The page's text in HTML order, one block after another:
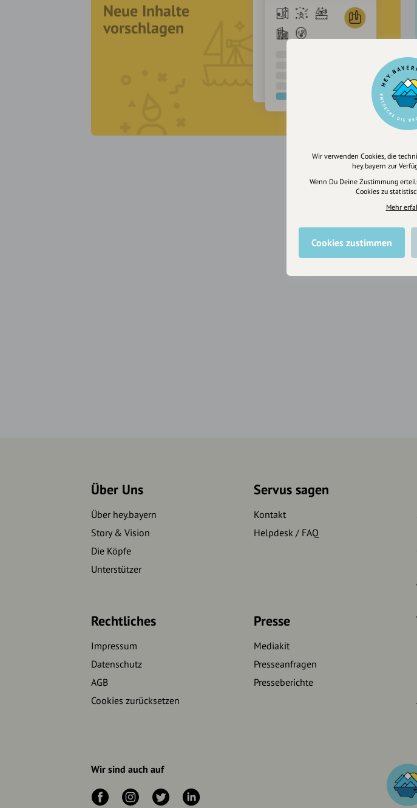
Neue Inhalte
vorschlagen
Über Uns
Über hey.bayern
Story & Vision
Die Köpfe
Unterstützer
Servus sagen
Kontakt
Helpdesk / FAQ
Rechtliches
Impressum
Datenschutz
AGB
Cookies zurücksetzen
Presse
Mediakit
Presseanfragen
Presseberichte
Wir sind auch auf
Wir verwenden Cookies, die
hey.bayern zur
Wenn Du Deine Zustimmung
Cookies zu
Mehr
Cookies zustimmen